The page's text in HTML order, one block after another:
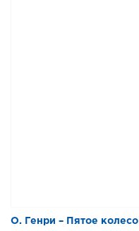
О. Генри – Пятое колесо